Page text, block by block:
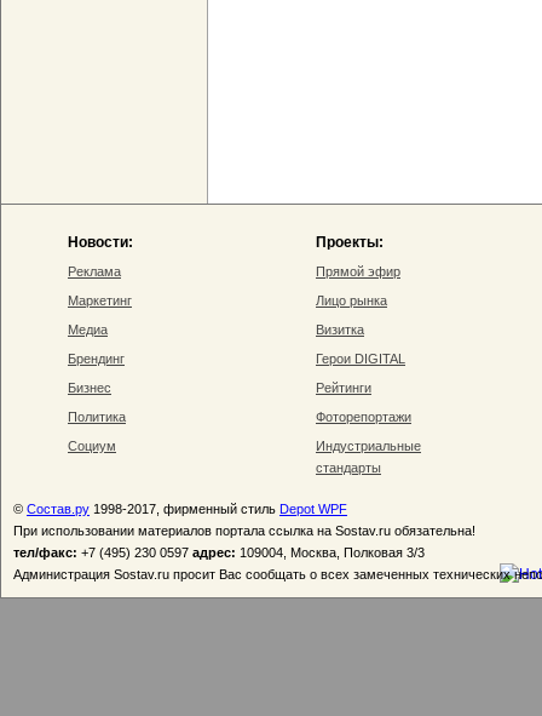
Новости:
Реклама
Маркетинг
Медиа
Брендинг
Бизнес
Политика
Социум
Проекты:
Прямой эфир
Лицо рынка
Визитка
Герои DIGITAL
Рейтинги
Фоторепортажи
Индустриальные
стандарты
© Состав.ру 1998-2017, фирменный стиль Depot WPF
При использовании материалов портала ссылка на Sostav.ru обязательна!
тел/факс: +7 (495) 230 0597 адрес: 109004, Москва, Полковая 3/3
Администрация Sostav.ru просит Вас сообщать о всех замеченных технических